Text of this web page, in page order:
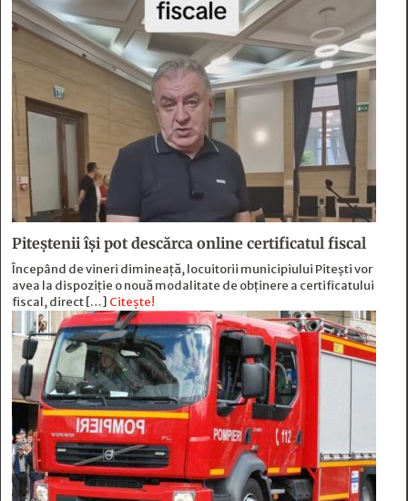
Piteștenii își pot descărca online certificatul fiscal
Începând de vineri dimineață, locuitorii municipiului Pitești vor
avea la dispoziție o nouă modalitate de obținere a certificatului
fiscal, direct […] Citește!